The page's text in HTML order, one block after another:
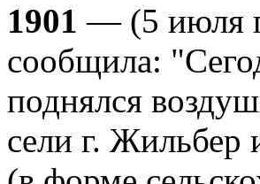
1901 — (5 июля
сообщила:
поднялся
сели г. Жильбер